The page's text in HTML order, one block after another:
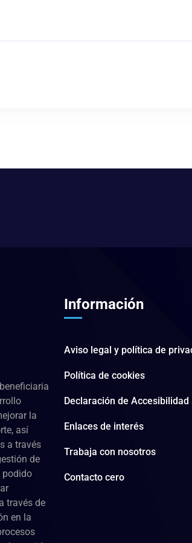
la
así
a través
de
podido
través de
en la
Información
Aviso legal y política de
Política de cookies
Declaración de Accesibilidad
Enlaces de interés
Trabaja con nosotros
Contacto cero